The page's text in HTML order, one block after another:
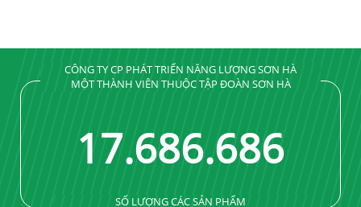
CÔNG TY CP PHÁT TRIỂN NĂNG LƯỢNG SƠN HÀ
MỘT THÀNH VIÊN THUỘC TẬP ĐOÀN SƠN HÀ
17.689.689
SỐ LƯỢNG CÁC SẢN PHẨM